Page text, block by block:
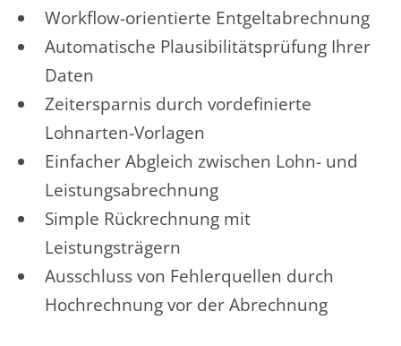
Workflow-orientierte Entgeltabrechnung
Automatische Plausibilitätsprüfung Ihrer
Daten
Zeitersparnis durch vordefinierte
Lohnarten-Vorlagen
Einfacher Abgleich zwischen Lohn- und
Leistungsabrechnung
Simple Rückrechnung mit
Leistungsträgern
Ausschluss von Fehlerquellen durch
Hochrechnung vor der Abrechnung